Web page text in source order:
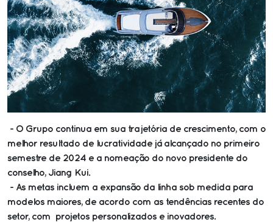
- O Grupo continua em sua trajetória de crescimento, com o
melhor resultado de lucratividade já alcançado no primeiro
semestre de 2024 e a nomeação do novo presidente do
conselho, Jiang Kui.
- As metas incluem a expansão da linha sob medida para
modelos maiores, de acordo com as tendências recentes do
setor, com projetos personalizados e inovadores.